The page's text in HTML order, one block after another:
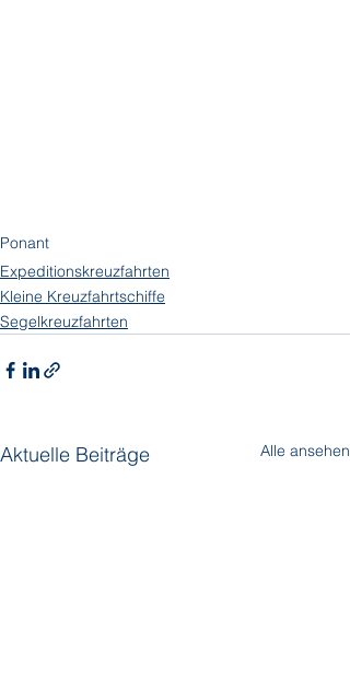
Ponant
Expeditionskreuzfahrten
Kleine Kreuzfahrtschiffe
Segelkreuzfahrten
Aktuelle Beiträge Alle ansehen